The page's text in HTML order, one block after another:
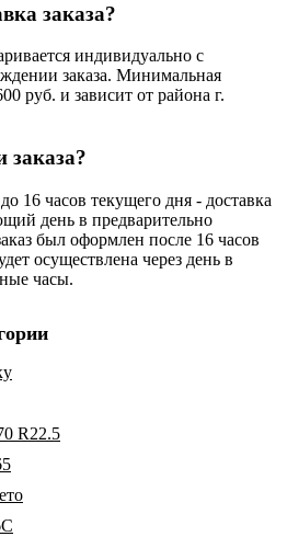
заказа?
индивидуально с
заказа. Минимальная
руб. и зависит от района г.
заказа?
16 часов текущего дня - доставка
день в предварительно
был оформлен после 16 часов
осуществлена через день в
часы.
R22.5